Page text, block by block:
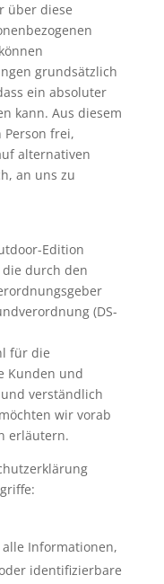
über diese
grundsätzlich
ein absoluter
kann. Aus diesem
frei,
alternativen
an uns zu
Edition
durch den
(DS-
für die
Kunden und
verständlich
wir vorab
erläutern.
alle Informationen,
identifizierbare